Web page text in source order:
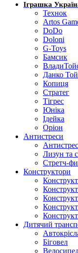
Іграшка
Технок
Artos
DoDo
Doloni
G-Toys
Бамсик
Данко
Копиця
Стратег
Тігрес
Юніка
Ідейка
Оріон
Антистреси
Лизун та
Стретч-
Конструктори
Дитячий
Біговел